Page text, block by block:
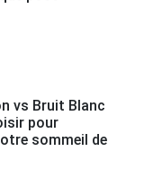
vs Bruit Blanc
pour
sommeil de